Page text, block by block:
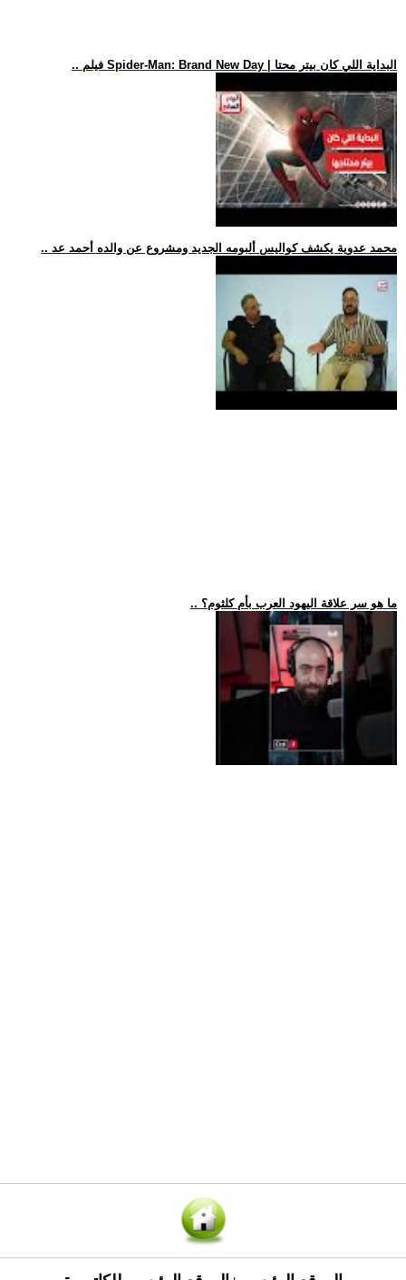
.. فيلم Spider-Man: Brand New Day | البداية اللي كان بيتر محتا
.. محمد عدوية يكشف كواليس ألبومه الجديد ومشروع عن والده أحمد عد
.. ما هو سر علاقة اليهود العرب بأم كلثوم؟